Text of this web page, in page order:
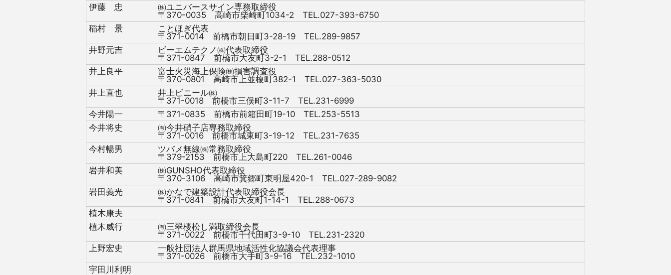
伊藤 忠
㈱ユニバースサイン専務取締役
〒370-0035 高崎市柴崎町1034-2 TEL.027-393-6750
稲村 景
ことほぎ代表
〒371-0014 前橋市朝日町3-28-19 TEL.289-9857
井野元吉
ビーエムテクノ㈱代表取締役
〒371-0847 前橋市大友町3-2-1 TEL.288-0512
井上良平
富士火災海上保険㈱損害調査役
〒370-0801 高崎市上並榎町382-1 TEL.027-363-5030
井上直也
井上ビニール㈱
〒371-0018 前橋市三俣町3-11-7 TEL.231-6999
今井陽一
〒371-0835 前橋市前箱田町19-10 TEL.253-5513
今井将史
㈲今井硝子店専務取締役
〒371-0016 前橋市城東町3-19-12 TEL.231-7635
今村暢男
ツバメ無線㈱常務取締役
〒379-2153 前橋市上大島町220 TEL.261-0046
岩井和美
㈱GUNSHO代表取締役
〒370-3106 高崎市箕郷町東明屋420-1 TEL.027-289-9082
岩田義光
㈱かなで建築設計代表取締役会長
〒371-0841 前橋市大友町1-14-1 TEL.288-0673
植木康夫
植木威行
㈲三翠楼松し満取締役会長
〒371-0022 前橋市千代田町3-9-10 TEL.231-2320
上野宏史
一般社団法人群馬県地域活性化協議会代表理事
〒371-0026 前橋市大手町3-9-16 TEL.232-1010
宇田川利明